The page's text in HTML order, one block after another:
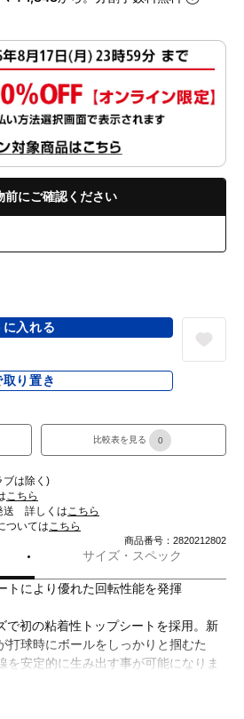
前にご確認ください
に入れる
取り置き
比較表を見る 0
は除く)
こちら
送 詳しくはこちら
ついてはこちら
商品番号：2820212802
サイズ・スペック
により優れた回転性能を発揮
初の粘着性トップシートを採用。新
打球時にボールをしっかりと掴むた
を安定的に生み出す事が可能になりま
み合わせる事により従来の粘着性ラ